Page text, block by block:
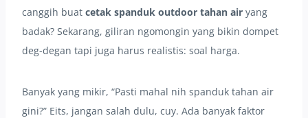
canggih buat cetak spanduk outdoor tahan air yang
badak? Sekarang, giliran ngomongin yang bikin dompet
deg-degan tapi juga harus realistis: soal harga.
Banyak yang mikir, “Pasti mahal nih spanduk tahan air
gini?” Eits, jangan salah dulu, cuy. Ada banyak faktor